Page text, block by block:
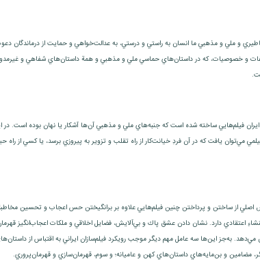
و ملي و مذهبي ما انسان به‌ راستي و درستي، به عدالت‌خواهي و حمايت از
و خصوصيات، كه در داستان‌هاي حماسي ملي و مذهبي و همة داستان‌هاي شفاهي و غيرمدون
فيلم‌هايي ساخته شده است كه جنبه‌هاي ملي و مذهبي آن‌ها آشكار يا نهان بوده است.
مي‌توان يافت كه در آن فردِ خيانت‌كار از راه تقلب و تزوير به پيروزي برسد، يا كسي از
اصلي از ساختن و پرداختن چنين فيلم‌هايي علاوه بر برانگيختن حس اعجاب و تحسين
اعتقادي دارد. نشان دادن عشق پاك و بي‌آلايش، فضايل اخلاقي و ملكات اعجاب‌انگيز
به‌جز اين‌ها سه عامل مهم ديگر موجب رويكرد فيلم‌سازان ايراني به اقتباس از
مضامين و بن‌مايه‌هاي داستان‌هاي كهن و عاميانه؛ و سوم، قهرمان‌سازي و قهرمان‌پروري.